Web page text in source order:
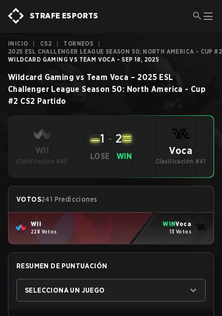
STRAFE ESPORTS
INICIO CS2 TORNEOS
2025 ESL CHALLENGER LEAGUE SEASON 50: NORTH AMERICA - CUP #2
WILDCARD GAMING VS TEAM VOCA - SEP 18, 2025
Wildcard Gaming vs Team Voca – 2025 ESL
Challenger League Season 50: North America - Cup
#2 CS2 Partido
Wil
Clasificación #45
LOSE
1 - 2
WIN Voca
Clasificación #41
VOTOS241 Predicciones
Wil
228 Votos
WINVoca
13 Votos
RESUMEN DE PUNTUACIÓN
SELECCIONA UN JUEGO